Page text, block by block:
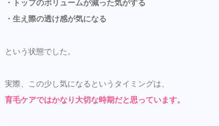
とスムーズに施術可能です。
同時にこちらもダウンロードして頂き新規登
ができます。
モーション特化型美容師オンラインサロン
【Routine 】メンバー募集中
・トップのボリュームが減った気がする
・生え際の透け感が気になる
という状態でした。
実際、この少し気になるというタイミングは、
育毛ケアではかなり大切な時期だと思っています。